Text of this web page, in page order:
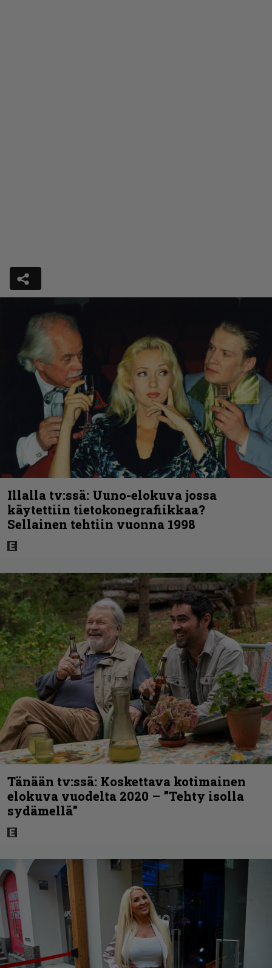
Illalla tv:ssä: Uuno-elokuva jossa
käytettiin tietokonegrafiikkaa?
Sellainen tehtiin vuonna 1998
Tänään tv:ssä: Koskettava kotimainen
elokuva vuodelta 2020 – ”Tehty isolla
sydämellä”